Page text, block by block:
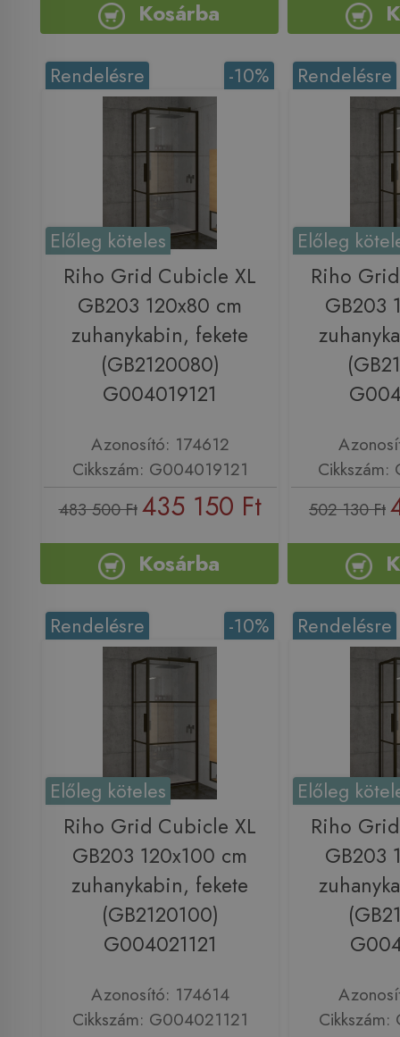
Kosárba
-10%
Rendelésre
Előleg köteles
Riho Grid Cubicle XL
GB203 120x80 cm
zuhanykabin, fekete
(GB2120080)
G004019121
Azonosító: 174612
Cikkszám: G004019121
483 500 Ft 435 150 Ft
Kosárba
Rendelésre
Előleg
Riho
GB203
502 130 Ft
-10%
Rendelésre
Előleg köteles
Riho Grid Cubicle XL
GB203 120x100 cm
zuhanykabin, fekete
(GB2120100)
G004021121
Azonosító: 174614
Cikkszám: G004021121
Rendelésre
Előleg
Riho
GB203